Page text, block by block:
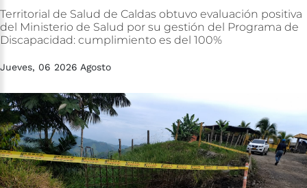
Territorial de Salud de Caldas obtuvo evaluación positiva
del Ministerio de Salud por su gestión del Programa de
Discapacidad: cumplimiento es del 100%
Jueves, 06 2026 Agosto